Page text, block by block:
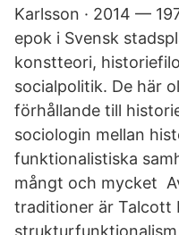
Karlsson · 2014 —
epok i Svensk
konstteori,
socialpolitik. De här
förhållande till
sociologin mellan
funktionalistiska
mångt och mycket
traditioner är Talcott